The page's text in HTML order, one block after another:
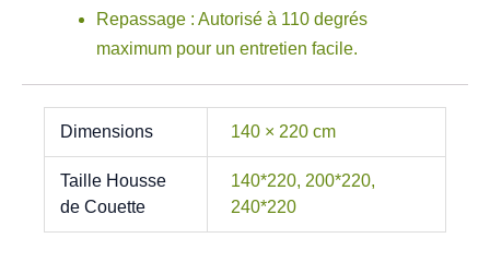
Repassage : Autorisé à 110 degrés
maximum pour un entretien facile.
Dimensions 140 × 220 cm
Taille Housse
de Couette
140*220, 200*220,
240*220